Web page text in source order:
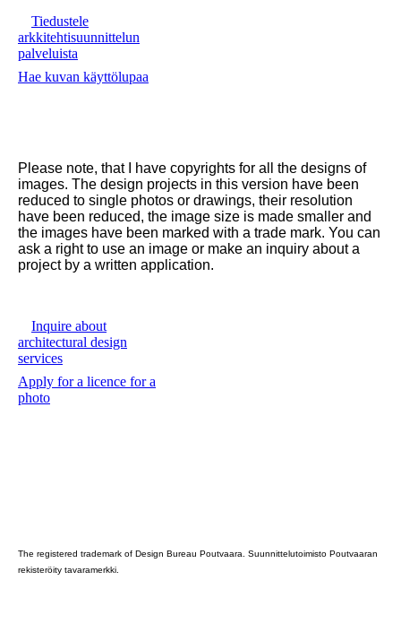
Tiedustele
arkkitehtisuunnittelun
palveluista
Hae kuvan käyttölupaa
Please note, that I have copyrights for all the designs of
images. The design projects in this version have been
reduced to single photos or drawings, their resolution
have been reduced, the image size is made smaller and
the images have been marked with a trade mark. You can
ask a right to use an image or make an inquiry about a
project by a written application.
Inquire about
architectural design
services
Apply for a licence for a
photo
The registered trademark of Design Bureau Poutvaara. Suunnittelutoimisto Poutvaaran
rekisteröity tavaramerkki.